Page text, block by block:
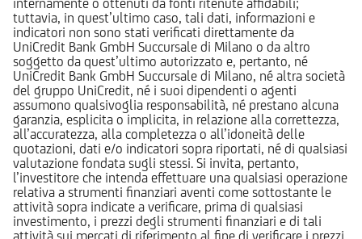
tuttavia, in quest’ultimo caso, tali dati, informazioni e
indicatori non sono stati verificati direttamente da
UniCredit Bank GmbH Succursale di Milano o da altro
soggetto da quest’ultimo autorizzato e, pertanto, né
UniCredit Bank GmbH Succursale di Milano, né altra società
del gruppo UniCredit, né i suoi dipendenti o agenti
assumono qualsivoglia responsabilità, né prestano alcuna
garanzia, esplicita o implicita, in relazione alla correttezza,
all’accuratezza, alla completezza o all’idoneità delle
quotazioni, dati e/o indicatori sopra riportati, né di qualsiasi
valutazione fondata sugli stessi. Si invita, pertanto,
l’investitore che intenda effettuare una qualsiasi operazione
relativa a strumenti finanziari aventi come sottostante le
attività sopra indicate a verificare, prima di qualsiasi
investimento, i prezzi degli strumenti finanziari e di tali
attività sui mercati di riferimento al fine di verificare i prezzi